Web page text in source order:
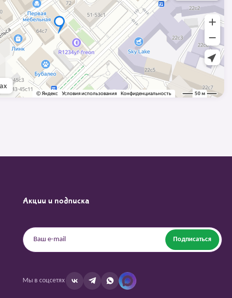
Акции и подписка
Подписаться
Мы в соцсетях